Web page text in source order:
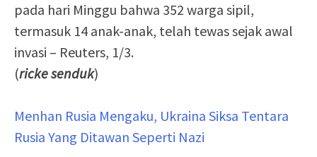
pada hari Minggu bahwa 352 warga sipil,
termasuk 14 anak-anak, telah tewas sejak awal
invasi – Reuters, 1/3.
(ricke senduk)
Menhan Rusia Mengaku, Ukraina Siksa Tentara
Rusia Yang Ditawan Seperti Nazi